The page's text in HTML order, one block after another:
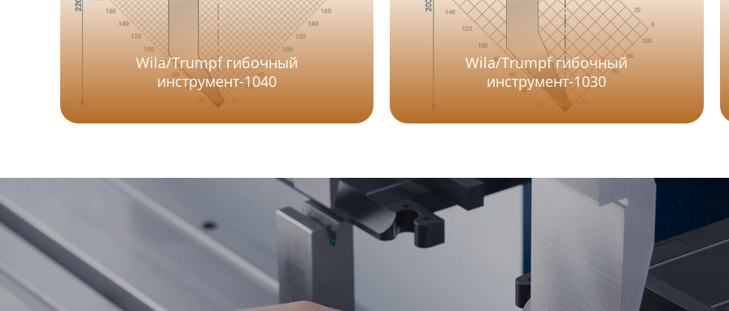
Wila/Trumpf гибочный
инструмент-1040
Wila/Trumpf гибочный
инструмент-1030